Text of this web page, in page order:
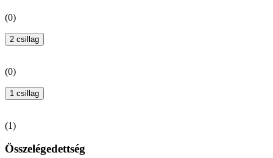
(0)
2 csillag
(0)
1 csillag
(1)
Összelégedettség